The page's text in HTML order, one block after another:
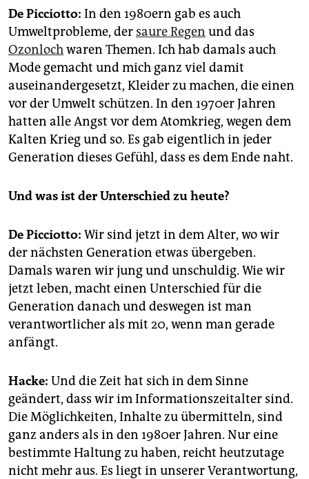
De Picciotto: In den 1980ern gab es auch
Umweltprobleme, der saure Regen und das
Ozonlochwaren Themen. Ich hab damals auch
Mode gemacht und mich ganz viel damit
auseinandergesetzt, Kleider zu machen, die einen
vor der Umwelt schützen. In den 1970er Jahren
hatten alle Angst vor dem Atomkrieg, wegen dem
Kalten Krieg und so. Es gab eigentlich in jeder
Generation dieses Gefühl, dass es dem Ende naht.
Und was ist der Unterschied zu heute?
De Picciotto: Wir sind jetzt in dem Alter, wo wir
der nächsten Generation etwas übergeben.
Damals waren wir jung und unschuldig. Wie wir
jetzt leben, macht einen Unterschied für die
Generation danach und deswegen ist man
verantwortlicher als mit 20, wenn man gerade
anfängt.
Hacke: Und die Zeit hat sich in dem Sinne
geändert, dass wir im Informationszeitalter sind.
Die Möglichkeiten, Inhalte zu übermitteln, sind
ganz anders als in den 1980er Jahren. Nur eine
bestimmte Haltung zu haben, reicht heutzutage
nicht mehr aus. Es liegt in unserer Verantwortung,